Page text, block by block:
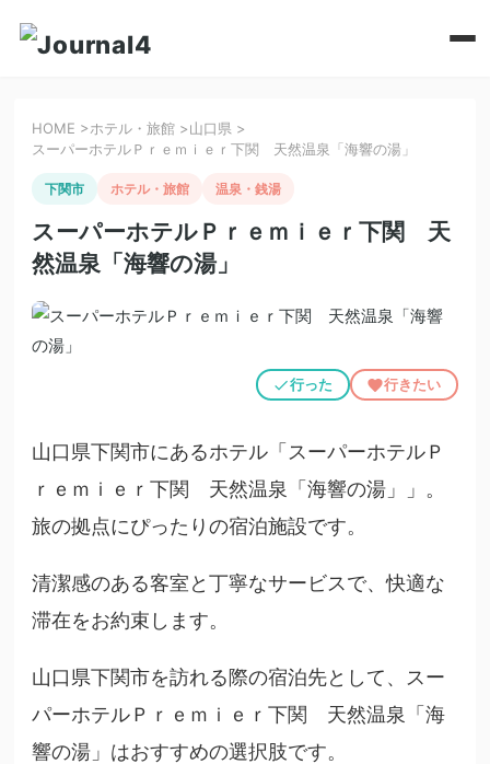
HOME >ホテル・旅館 >山口県 >
スーパーホテルＰｒｅｍｉｅｒ下関 天然温泉「海響の湯」
下関市 ホテル・旅館 温泉・銭湯
スーパーホテルＰｒｅｍｉｅｒ下関 天
然温泉「海響の湯」
行った 行きたい
山口県下関市にあるホテル「スーパーホテルＰ
ｒｅｍｉｅｒ下関 天然温泉「海響の湯」」。
旅の拠点にぴったりの宿泊施設です。
清潔感のある客室と丁寧なサービスで、快適な
滞在をお約束します。
山口県下関市を訪れる際の宿泊先として、スー
パーホテルＰｒｅｍｉｅｒ下関 天然温泉「海
響の湯」はおすすめの選択肢です。